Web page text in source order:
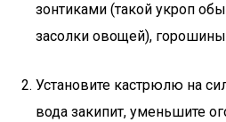
зонтиками (такой укроп
засолки овощей),
Установите кастрюлю на
вода закипит, уменьшите